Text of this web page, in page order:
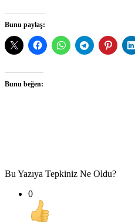
Bunu paylaş:
Bunu beğen:
Bu Yazıya Tepkiniz Ne Oldu?
0